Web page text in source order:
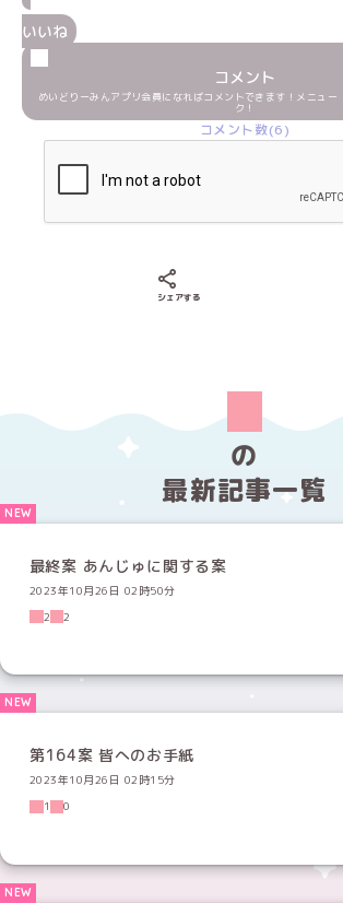
いいね
コメント
めいどりーみんアプリ会員になればコメントできます！メニュー
ク！
コメント数(6)
シェアする
の
最新記事一覧
最終案 あんじゅに関する案
2023年10月26日 02時50分
2
2
第164案 皆へのお手紙
2023年10月26日 02時15分
1
0